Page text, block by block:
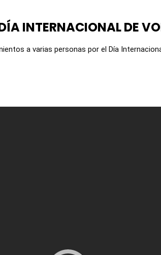
INTERNACIONAL DE
a varias personas por el Día